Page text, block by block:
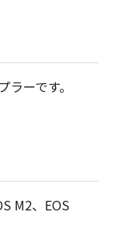
ーです。
M2、EOS